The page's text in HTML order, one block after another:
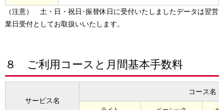
（注意） 土・日・祝日･振替休日に受付いたしましたデータは翌営
業日受付としてお取扱いいたします。
８ ご利用コースと月間基本手数料
サービス名
コース名